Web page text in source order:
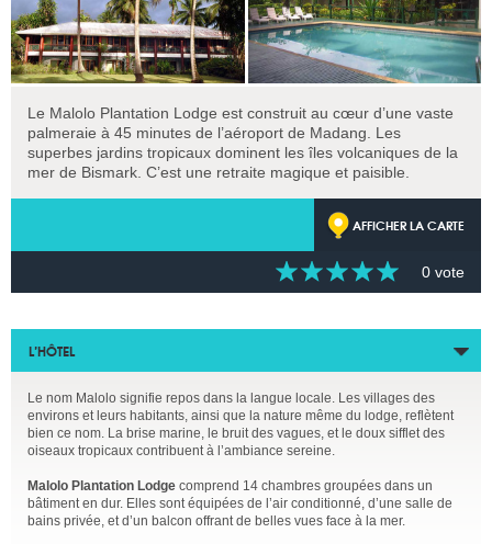
Le Malolo Plantation Lodge est construit au cœur d’une vaste
palmeraie à 45 minutes de l’aéroport de Madang. Les
superbes jardins tropicaux dominent les îles volcaniques de la
mer de Bismark. C’est une retraite magique et paisible.
AFFICHER LA CARTE
0 vote
L’HÔTEL
Le nom Malolo signifie repos dans la langue locale. Les villages des
environs et leurs habitants, ainsi que la nature même du lodge, reflètent
bien ce nom. La brise marine, le bruit des vagues, et le doux sifflet des
oiseaux tropicaux contribuent à l’ambiance sereine.
Malolo Plantation Lodge comprend 14 chambres groupées dans un
bâtiment en dur. Elles sont équipées de l’air conditionné, d’une salle de
bains privée, et d’un balcon offrant de belles vues face à la mer.